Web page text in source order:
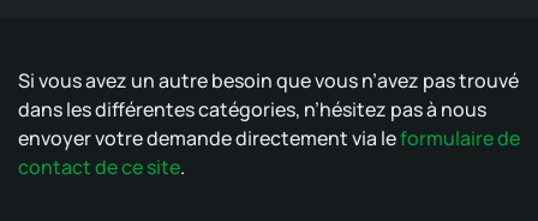
Si vous avez un autre besoin que vous n’avez pas trouvé
dans les différentes catégories, n’hésitez pas à nous
envoyer votre demande directement via leformulaire de
contact de ce site.